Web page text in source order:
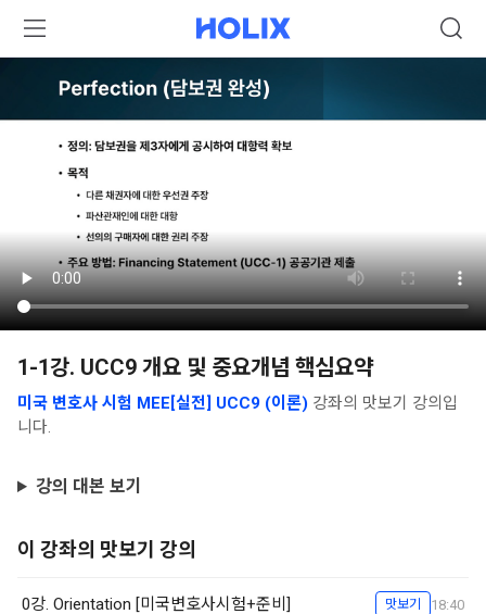
1-1강. UCC9 개요 및 중요개념 핵심요약
미국 변호사 시험 MEE[실전] UCC9 (이론) 강좌의 맛보기 강의입
니다.
강의 대본 보기
이 강좌의 맛보기 강의
0강. Orientation [미국변호사시험+준비] 맛보기 18:40